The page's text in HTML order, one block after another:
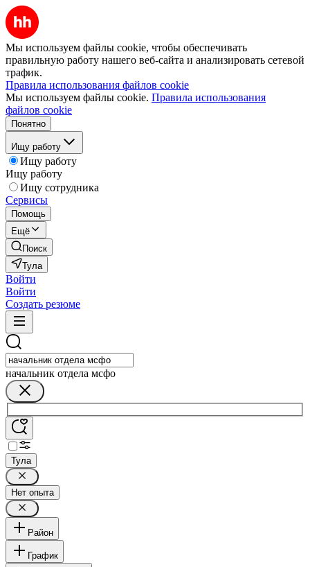
Мы используем файлы cookie, чтобы обеспечивать
правильную работу нашего веб-сайта и анализировать сетевой
трафик.
Правила использования файлов cookie
Мы используем файлы cookie. Правила использования
файлов cookie
Понятно
Ищу работу
Ищу работу
Ищу работу
Ищу сотрудника
Сервисы
Помощь
Ещё
Поиск
Тула
Войти
Войти
Создать резюме
начальник отдела мсфо
Тула
Нет опыта
Район
График